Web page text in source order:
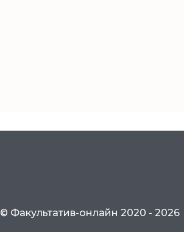
© Факультатив-онлайн 2020 - 2026